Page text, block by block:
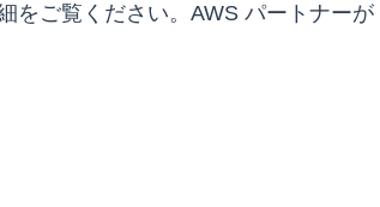
をご覧ください。AWS パートナーが